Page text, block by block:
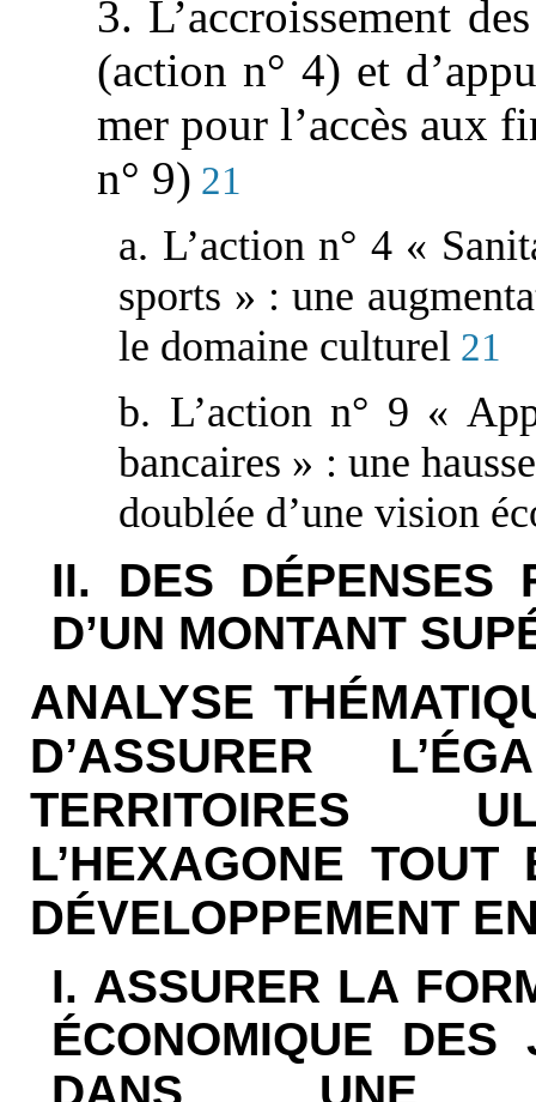
3. L’accroissement
(action n° 4) et
mer pour l’accès aux
n° 9) 21
a. L’action n° 4 «
sports » : une
le domaine culturel 21
b. L’action n° 9 «
bancaires » : une
doublée d’une vision
II. DES DÉPENSES
D’UN MONTANT
ANALYSE
D’ASSURER
TERRITOIRES
L’HEXAGONE
DÉVELOPPEMENT
I. ASSURER LA
ÉCONOMIQUE DES